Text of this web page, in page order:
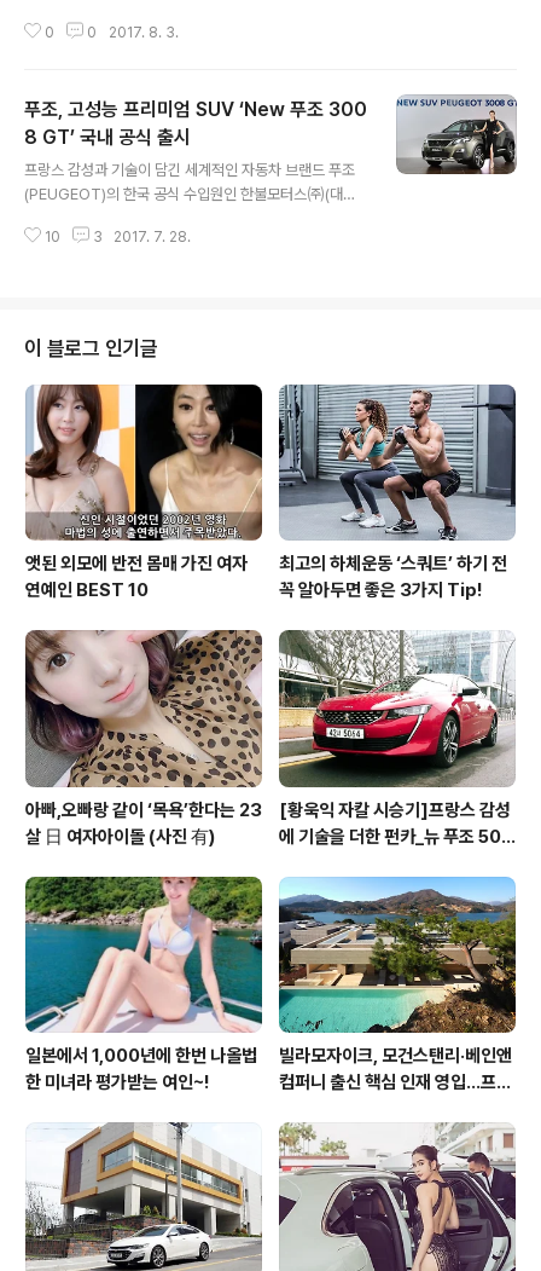
다고 2일 밝혔다. 쌍용차는 G4 렉스턴 7인승 모델 출시를
그램’은 G4 렉스턴 전 모델(5인승 포함) 구매 시 적용 가능
하며 ▲7년/10만km 보증기간 연장 ▲5년 무상점검 ▲
엔진오일, 에어컨 필터, 와이퍼 블레이드 등 필수 소모품 3
회 무상교환으로 구성되어 있다. Luxury와 Prime 모델
구매 시 멀티 어드밴스드 서스펜션과 함께 패키지로 구성
되어 약 240만원에 해당하는 가치의 ‘프라미스 753프로
0 0 2017. 8. 3.
푸조, 고성능 프리미엄 SUV ‘New 푸조 300
8 GT’ 국내 공식 출시
프랑스 감성과 기술이 담긴 세계적인 자동차 브랜드 푸조
(PEUGEOT)의 한국 공식 수입원인 한불모터스㈜(대표
성능 프리미엄 SUV ‘New 푸조 3008 GT’를 출시하고 8
조 GT는 강력한 퍼포먼스를 갖췄지만 운전자가 일상에서
다루기 부담스러운 성격을 지향하지는 않는다. 일상에서는
세련되고 편안한 주행을 경험할 수 있으며, 필요시 운전자
의 의도에 따라 다이내믹하고 익사이팅한 드라이빙을 지원
한다. 새롭게 출시한 New 푸조 3008 GT도 푸조 GT만
의 스피릿(SPR..
10 3 2017. 7. 28.
이 블로그 인기글
앳된 외모에 반전 몸매 가진 여자
연예인 BEST 10
최고의 하체운동 ‘스쿼트’ 하기 전
꼭 알아두면 좋은 3가지 Tip!
아빠,오빠랑 같이 ‘목욕’한다는 23
살 日 여자아이돌 (사진 有)
[황욱익 자칼 시승기]프랑스 감성
에 기술을 더한 펀카_뉴 푸조 508
일본에서 1,000년에 한번 나올법
한 미녀라 평가받는 여인~!
빌라모자이크, 모건스탠리·베인앤
컴퍼니 출신 핵심 인재 영입…프리